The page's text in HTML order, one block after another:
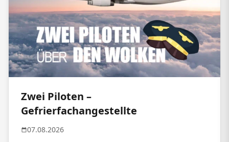
Zwei Piloten –
Gefrierfachangestellte
07.08.2026